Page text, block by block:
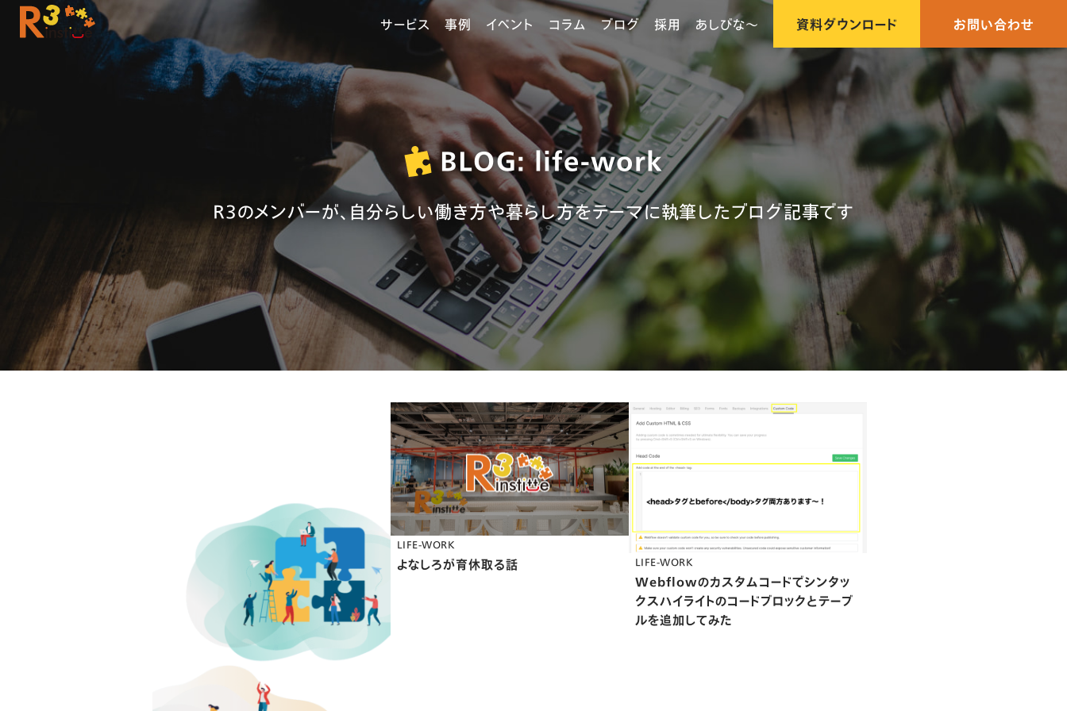
サービス 事例 イベント コラム ブログ 採用 あしびな〜 資料ダウンロード お問い合わせ
BLOG: life-work
R3のメンバーが、自分らしい働き方や暮らし方をテーマに執筆したブログ記事です
LIFE-WORK
よなしろが育休取る話 LIFE-WORK
Webflowのカスタムコードでシンタッ
クスハイライトのコードブロックとテーブ
ルを追加してみた